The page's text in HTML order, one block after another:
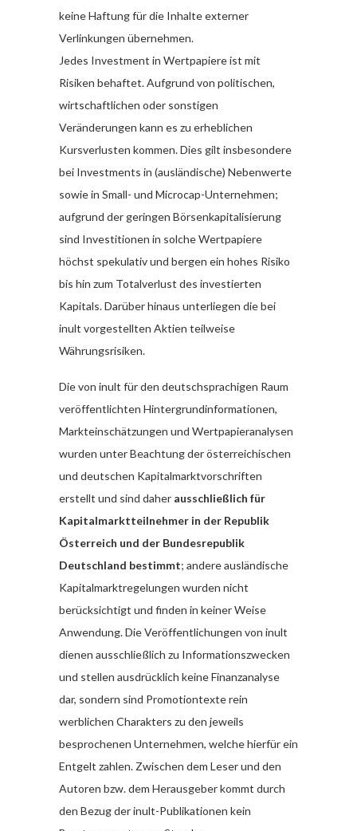
keine Haftung für die Inhalte externer
Verlinkungen übernehmen.
Jedes Investment in Wertpapiere ist mit
Risiken behaftet. Aufgrund von politischen,
wirtschaftlichen oder sonstigen
Veränderungen kann es zu erheblichen
Kursverlusten kommen. Dies gilt insbesondere
bei Investments in (ausländische) Nebenwerte
sowie in Small- und Microcap-Unternehmen;
aufgrund der geringen Börsenkapitalisierung
sind Investitionen in solche Wertpapiere
höchst spekulativ und bergen ein hohes Risiko
bis hin zum Totalverlust des investierten
Kapitals. Darüber hinaus unterliegen die bei
inult vorgestellten Aktien teilweise
Währungsrisiken.
Die von inult für den deutschsprachigen Raum
veröffentlichten Hintergrundinformationen,
Markteinschätzungen und Wertpapieranalysen
wurden unter Beachtung der österreichischen
und deutschen Kapitalmarktvorschriften
erstellt und sind daher ausschließlich für
Kapitalmarktteilnehmer in der Republik
Österreich und der Bundesrepublik
Deutschland bestimmt; andere ausländische
Kapitalmarktregelungen wurden nicht
berücksichtigt und finden in keiner Weise
Anwendung. Die Veröffentlichungen von inult
dienen ausschließlich zu Informationszwecken
und stellen ausdrücklich keine Finanzanalyse
dar, sondern sind Promotiontexte rein
werblichen Charakters zu den jeweils
besprochenen Unternehmen, welche hierfür ein
Entgelt zahlen. Zwischen dem Leser und den
Autoren bzw. dem Herausgeber kommt durch
den Bezug der inult-Publikationen kein